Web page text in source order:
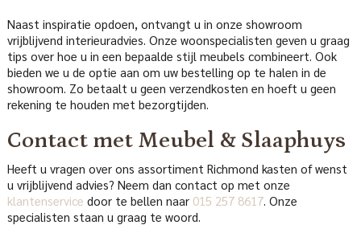
Naast inspiratie opdoen, ontvangt u in onze showroom
vrijblijvend interieuradvies. Onze woonspecialisten geven u graag
tips over hoe u in een bepaalde stijl meubels combineert. Ook
bieden we u de optie aan om uw bestelling op te halen in de
showroom. Zo betaalt u geen verzendkosten en hoeft u geen
rekening te houden met bezorgtijden.
Contact met Meubel & Slaaphuys
Heeft u vragen over ons assortiment Richmond kasten of wenst
u vrijblijvend advies? Neem dan contact op met onze
klantenservice door te bellen naar 015 257 8617. Onze
specialisten staan u graag te woord.